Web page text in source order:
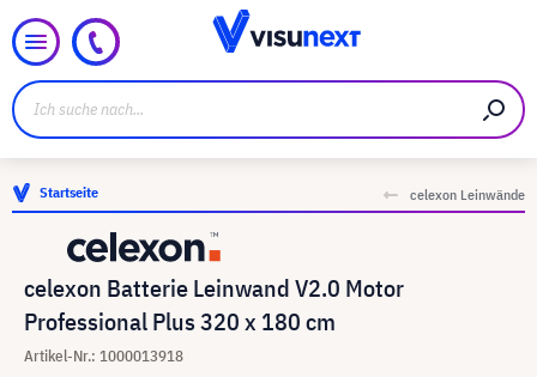
Startseite celexon Leinwände
celexon Batterie Leinwand V2.0 Motor
Professional Plus 320 x 180 cm
Artikel-Nr.: 1000013918